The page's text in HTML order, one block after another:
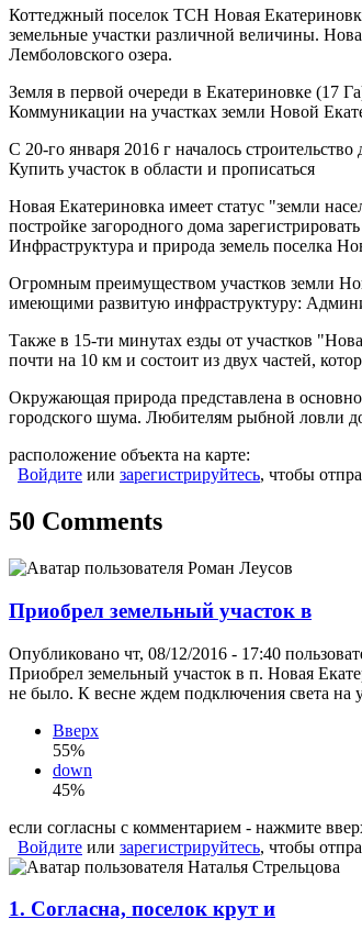
Коттеджный поселок ТСН Новая
земельные участки различной величины.
Лемболовского озера.
Земля в первой очереди в Екатериновке (17
Коммуникации на участках земли Новой
С 20-го января 2016 г началось
Купить участок в области и прописаться
Новая Екатериновка имеет статус "земли
постройке загородного дома
Инфраструктура и природа земель поселка
Огромным преимуществом участков земли
имеющими развитую инфраструктуру:
Также в 15-ти минутах езды от участков
почти на 10 км и состоит из двух частей,
Окружающая природа представлена в
городского шума. Любителям рыбной ловли
расположение объекта на карте:
Войдите или зарегистрируйтесь, чтобы
50 Comments
Приобрел земельный участок в
Опубликовано чт, 08/12/2016 - 17:40
Приобрел земельный участок в п. Новая
не было. К весне ждем подключения света на
Вверх
55%
down
45%
если согласны с комментарием - нажмите
Войдите или зарегистрируйтесь, чтобы
1. Согласна, поселок крут и